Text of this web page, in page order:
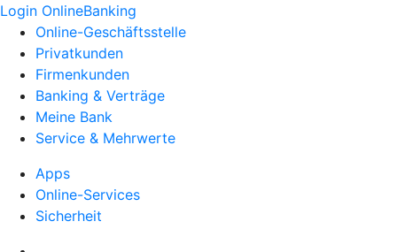
Login OnlineBanking
Online-Geschäftsstelle
Privatkunden
Firmenkunden
Banking & Verträge
Meine Bank
Service & Mehrwerte
Apps
Online-Services
Sicherheit